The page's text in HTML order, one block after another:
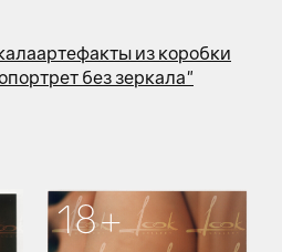
артефакты из коробки
без зеркала"
18+